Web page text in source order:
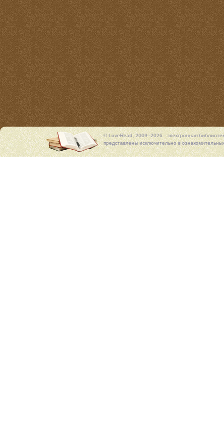
© LoveRead, 2009–2026 - электронная
представлены исключительно в